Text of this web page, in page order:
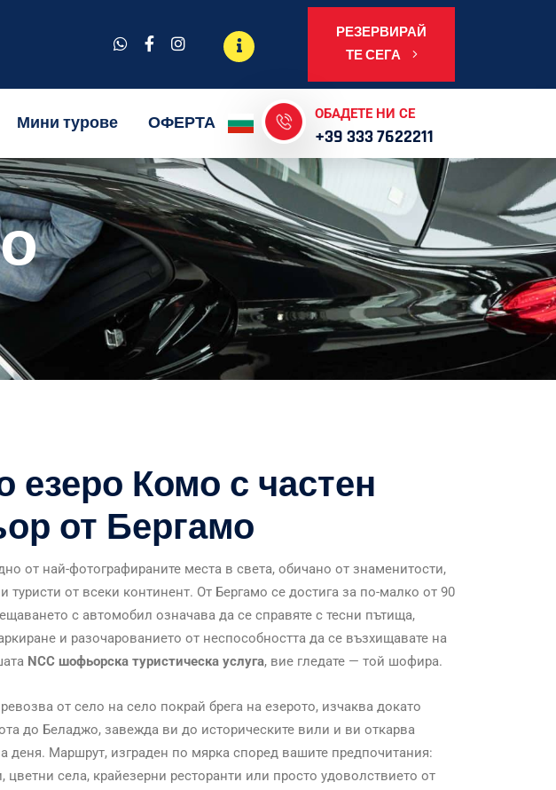
РЕЗЕРВИРАЙ
ТЕ СЕГА
Мини турове ОФЕРТА ОБАДЕТЕ НИ СЕ
+39 333 7622211
езеро Комо с частен
от Бергамо
от най-фотографираните места в света, обичано от знаменитости,
туристи от всеки континент. От Бергамо се достига за по-малко от 90
с автомобил означава да се справяте с тесни пътища,
и разочарованието от неспособността да се възхищавате на
NCC шофьорска туристическа услуга, вие гледате — той шофира.
от село на село покрай брега на езерото, изчаква докато
до Беладжо, завежда ви до историческите вили и ви откарва
деня. Маршрут, изграден по мярка според вашите предпочитания:
цветни села, крайезерни ресторанти или просто удоволствието от